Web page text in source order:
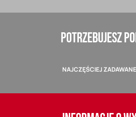
POTRZEBUJESZ
NAJCZĘŚCIEJ